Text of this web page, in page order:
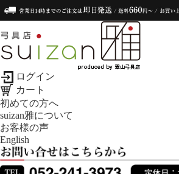
ログイン
カート
初めての方へ
suizan雅について
お客様の声
English